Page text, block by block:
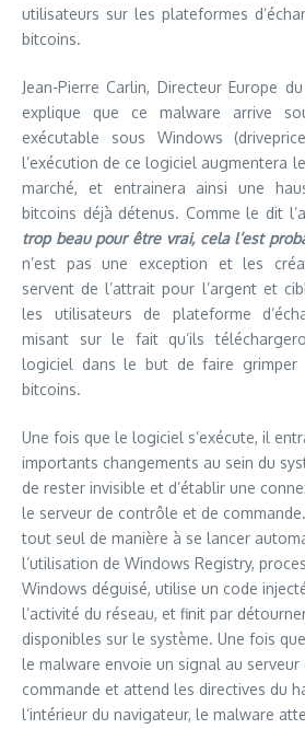
utilisateurs sur les plateformes
bitcoins.
Jean-Pierre Carlin, Directeur Europe
explique que ce malware arrive
exécutable sous Windows
l’exécution de ce logiciel augmentera
marché, et entrainera ainsi une
bitcoins déjà détenus. Comme le dit
trop beau pour être vrai, cela l’est
n’est pas une exception et les
servent de l’attrait pour l’argent et
les utilisateurs de plateforme
misant sur le fait qu’ils
logiciel dans le but de faire
bitcoins.
Une fois que le logiciel s’exécute, il
importants changements au sein du
de rester invisible et d’établir une
le serveur de contrôle et de
tout seul de manière à se lancer
l’utilisation de Windows Registry,
Windows déguisé, utilise un code
l’activité du réseau, et finit par
disponibles sur le système. Une fois
le malware envoie un signal au
commande et attend les directives du
l’intérieur du navigateur, le malware